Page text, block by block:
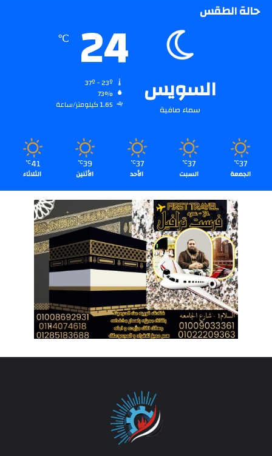
حالة الطقس
السويس
سماء صافية
24
℃
73%
1.65 كيلومتر/ساعة
37
℃
الجمعة
37
℃
السبت
37
℃
الأحد
39
℃
الأثنين
41
℃
الثلاثاء